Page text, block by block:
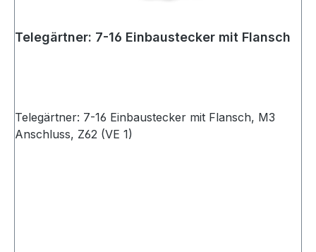
Telegärtner: 7-16 Einbaustecker mit Flansch
Telegärtner: 7-16 Einbaustecker mit Flansch, M3
Anschluss, Z62 (VE 1)